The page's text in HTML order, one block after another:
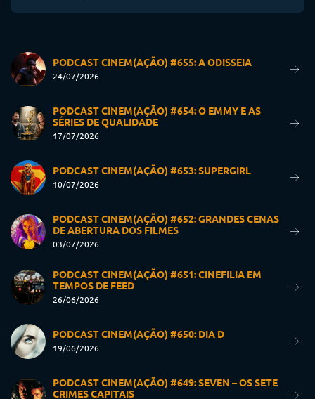
PODCAST CINEM(AÇÃO) #655: A ODISSEIA
24/07/2026
PODCAST CINEM(AÇÃO) #654: O EMMY E AS
SÉRIES DE QUALIDADE
17/07/2026
PODCAST CINEM(AÇÃO) #653: SUPERGIRL
10/07/2026
PODCAST CINEM(AÇÃO) #652: GRANDES CENAS
DE ABERTURA DOS FILMES
03/07/2026
PODCAST CINEM(AÇÃO) #651: CINEFILIA EM
TEMPOS DE FEED
26/06/2026
PODCAST CINEM(AÇÃO) #650: DIA D
19/06/2026
PODCAST CINEM(AÇÃO) #649: SEVEN – OS SETE
CRIMES CAPITAIS